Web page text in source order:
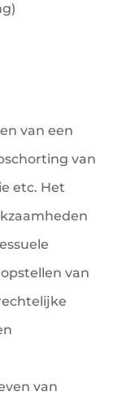
van een
van
etc. Het
van
van